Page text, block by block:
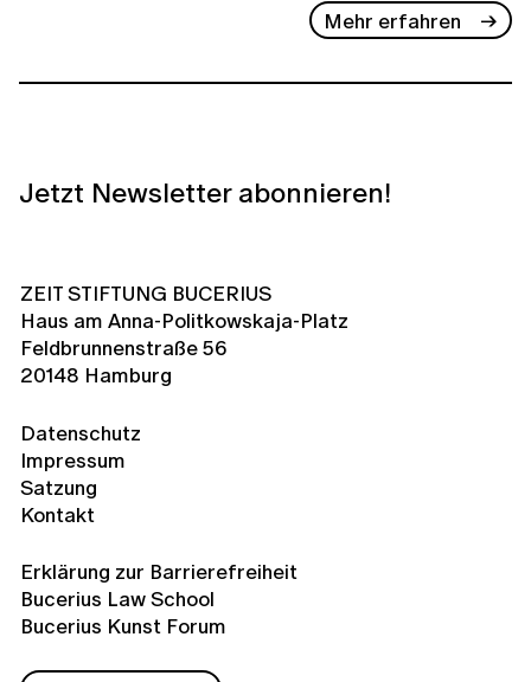
Mehr erfahren
Jetzt Newsletter abonnieren!
ZEIT STIFTUNG BUCERIUS
Haus am Anna-Politkowskaja-Platz
Feldbrunnenstraße 56
20148 Hamburg
Datenschutz
Impressum
Satzung
Kontakt
Erklärung zur Barrierefreiheit
Bucerius Law School
Bucerius Kunst Forum